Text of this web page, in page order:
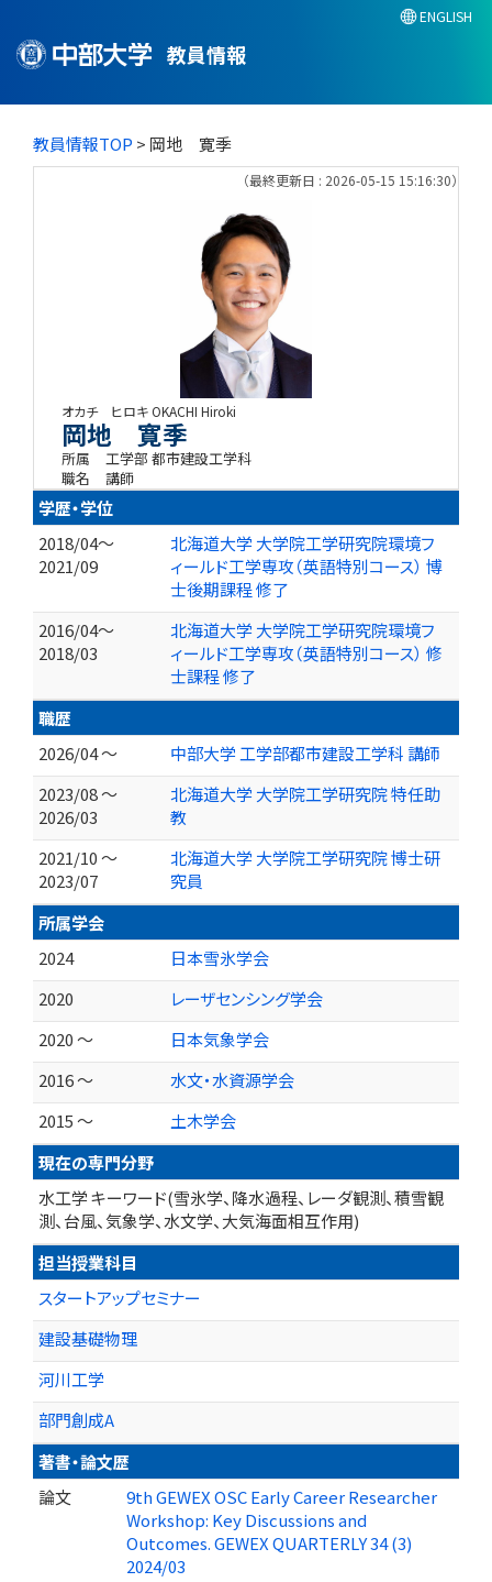
教員情報
ENGLISH
教員情報TOP > 岡地 寛季
（最終更新日 : 2026-05-15 15:16:30）
オカチ ヒロキOKACHI Hiroki
岡地 寛季
所属
工学部 都市建設工学科
職名
講師
学歴・学位
2018/04～
2021/09
北海道大学 大学院工学研究院環境フ
ィールド工学専攻（英語特別コース） 博
士後期課程 修了
2016/04～
2018/03
北海道大学 大学院工学研究院環境フ
ィールド工学専攻（英語特別コース） 修
士課程 修了
職歴
2026/04 ～
中部大学 工学部都市建設工学科 講師
2023/08 ～
2026/03
北海道大学 大学院工学研究院 特任助
教
2021/10 ～
2023/07
北海道大学 大学院工学研究院 博士研
究員
所属学会
2024
日本雪氷学会
2020
レーザセンシング学会
2020 ～
日本気象学会
2016 ～
水文・水資源学会
2015 ～
土木学会
現在の専門分野
水工学 キーワード(雪氷学、降水過程、レーダ観測、積雪観
測、台風、気象学、水文学、大気海面相互作用)
担当授業科目
スタートアップセミナー
建設基礎物理
河川工学
部門創成A
著書・論文歴
論文
9th GEWEX OSC Early Career Researcher
Workshop: Key Discussions and
Outcomes. GEWEX QUARTERLY 34 (3)
2024/03